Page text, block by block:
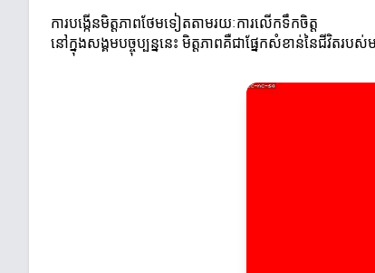
ការបង្កើនមិត្តភាពថែមទៀតតាមរយៈការលើកទឹកចិត្ត
នៅក្នុងសង្គមបច្ចុប្បន្ននេះ មិត្តភាពគឺជាផ្នែកសំខាន់នៃជីវិតរ